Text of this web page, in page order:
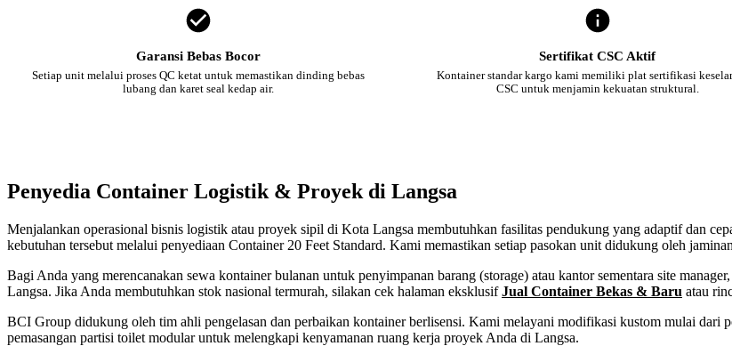
Garansi Bebas Bocor
Setiap unit melalui proses QC ketat untuk memastikan dinding bebas
lubang dan karet seal kedap air.
Sertifikat CSC Aktif
Kontainer standar kargo kami memiliki plat sertifikasi
CSC untuk menjamin kekuatan struktural.
Penyedia Container Logistik & Proyek di Langsa
Menjalankan operasional bisnis logistik atau proyek sipil di Kota Langsa membutuhkan fasilitas pendukung yang adaptif dan
kebutuhan tersebut melalui penyediaan Container 20 Feet Standard. Kami memastikan setiap pasokan unit didukung oleh
Bagi Anda yang merencanakan sewa kontainer bulanan untuk penyimpanan barang (storage) atau kantor sementara site
Langsa. Jika Anda membutuhkan stok nasional termurah, silakan cek halaman eksklusifJual Container Bekas & Baru atau
BCI Group didukung oleh tim ahli pengelasan dan perbaikan kontainer berlisensi. Kami melayani modifikasi kustom mulai dari
pemasangan partisi toilet modular untuk melengkapi kenyamanan ruang kerja proyek Anda di Langsa.